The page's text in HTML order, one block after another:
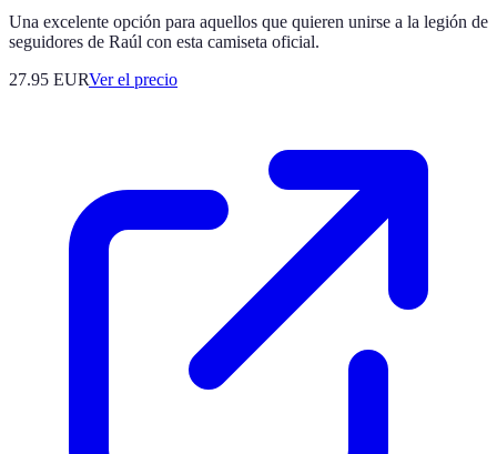
Una excelente opción para aquellos que quieren unirse a la legión de
seguidores de Raúl con esta camiseta oficial.
27.95 EURVer el precio